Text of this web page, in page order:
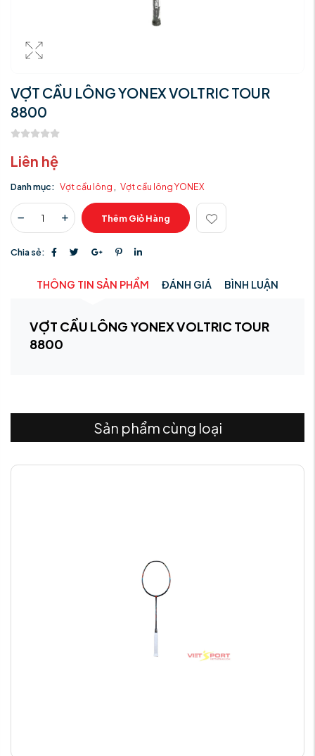
VỢT CẦU LÔNG YONEX VOLTRIC TOUR
8800
Liên hệ
Danh mục: Vợt cầu lông , Vợt cầu lông YONEX
Thêm Giỏ Hàng
Chia sẻ:
THÔNG TIN SẢN PHẨM ĐÁNH GIÁ BÌNH LUẬN
VỢT CẦU LÔNG YONEX VOLTRIC TOUR
8800
Sản phẩm cùng loại